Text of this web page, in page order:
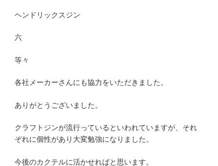
ヘンドリックスジン
六
等々
各社メーカーさんにも協力をいただきました。
ありがとうございました。
クラフトジンが流行っているといわれていますが、それ
ぞれに個性があり大変勉強になりました。
今後のカクテルに活かせればと思います。